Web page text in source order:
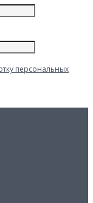
персональных